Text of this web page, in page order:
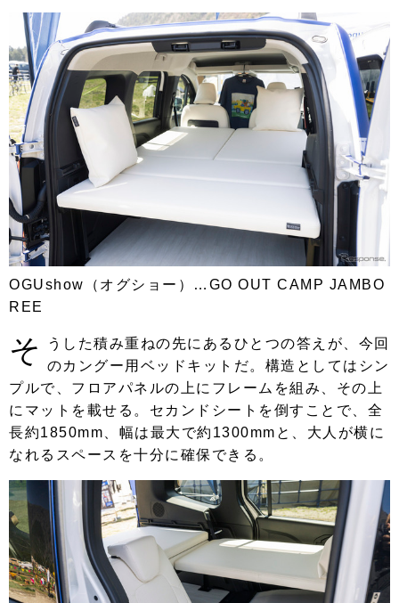
OGUshow（オグショー）…GO OUT CAMP JAMBO
REE
そ
うした積み重ねの先にあるひとつの答えが、今回
のカングー用ベッドキットだ。構造としてはシン
プルで、フロアパネルの上にフレームを組み、その上
にマットを載せる。セカンドシートを倒すことで、全
長約1850mm、幅は最大で約1300mmと、大人が横に
なれるスペースを十分に確保できる。